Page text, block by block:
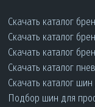
Скачать каталог
Скачать каталог
Скачать каталог
Скачать каталог
Скачать каталог
Подбор шин для